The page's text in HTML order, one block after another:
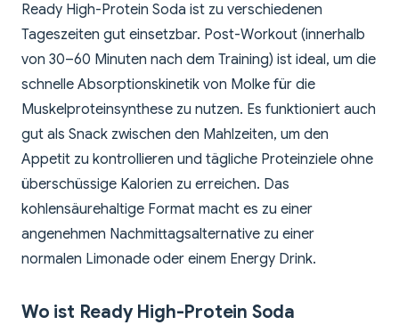
Ready High-Protein Soda ist zu verschiedenen
Tageszeiten gut einsetzbar. Post-Workout (innerhalb
von 30–60 Minuten nach dem Training) ist ideal, um die
schnelle Absorptionskinetik von Molke für die
Muskelproteinsynthese zu nutzen. Es funktioniert auch
gut als Snack zwischen den Mahlzeiten, um den
Appetit zu kontrollieren und tägliche Proteinziele ohne
überschüssige Kalorien zu erreichen. Das
kohlensäurehaltige Format macht es zu einer
angenehmen Nachmittagsalternative zu einer
normalen Limonade oder einem Energy Drink.
Wo ist Ready High-Protein Soda